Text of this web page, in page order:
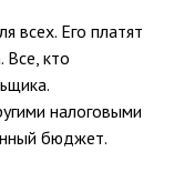
всех. Его платят
Все, кто
налоговыми
бюджет.